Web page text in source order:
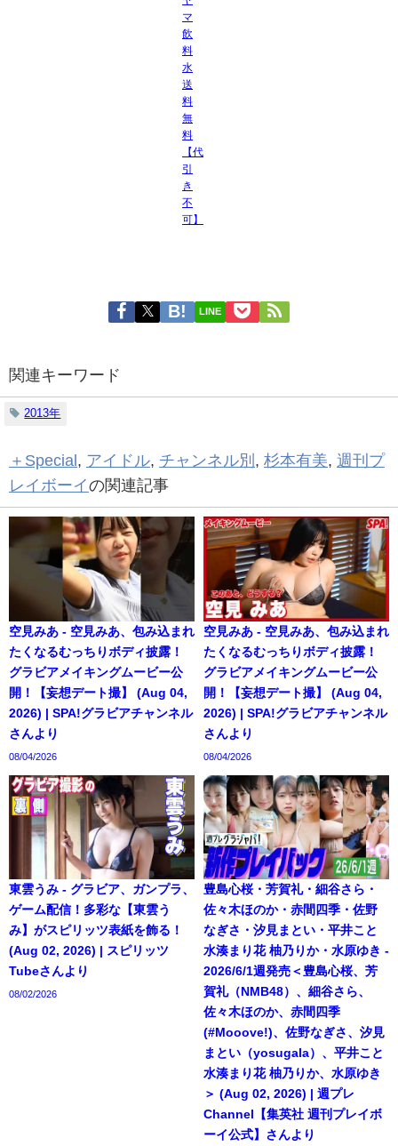
マ
飲
料
水
送
料
無
料
【代
引
き
不
可】
LINE
関連キーワード
2013年
＋Special , アイドル, チャンネル別 , 杉本有美, 週刊プ
レイボーイの関連記事
空見みあ - 空見みあ、包み込まれ
たくなるむっちりボディ披露！
グラビアメイキングムービー公
開！【妄想デート撮】 (Aug 04,
2026) | SPA!グラビアチャンネル
さんより
08/04/2026
空見みあ - 空見みあ、包み込まれ
たくなるむっちりボディ披露！
グラビアメイキングムービー公
開！【妄想デート撮】 (Aug 04,
2026) | SPA!グラビアチャンネル
さんより
08/04/2026
東雲うみ - グラビア、ガンプラ、
ゲーム配信！多彩な【東雲う
み】がスピリッツ表紙を飾る！
(Aug 02, 2026) | スピリッツ
Tubeさんより
08/02/2026
豊島心桜・芳賀礼・細谷さら・
佐々木ほのか・赤間四季・佐野
なぎさ・汐見まとい・平井こと
水湊まり花 柚乃りか・水原ゆき -
2026/6/1週発売＜豊島心桜、芳
賀礼（NMB48）、細谷さら、
佐々木ほのか、赤間四季
(#Mooove!)、佐野なぎさ、汐見
まとい（yosugala）、平井こと
水湊まり花 柚乃りか、水原ゆき
＞ (Aug 02, 2026) | 週プレ
Channel【集英社 週刊プレイボ
ーイ公式】さんより